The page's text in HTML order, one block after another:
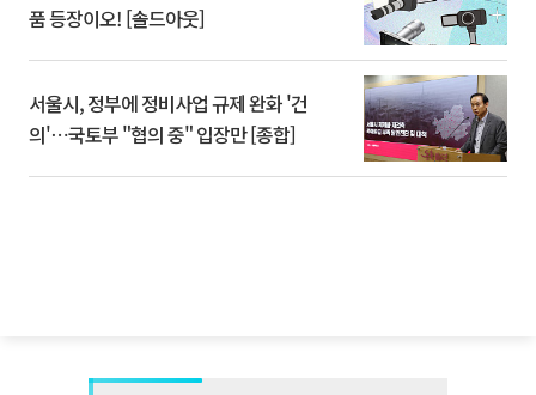
품 등장이오! [솔드아웃]
서울시, 정부에 정비사업 규제 완화 '건
의'⋯국토부 "협의 중" 입장만 [종합]